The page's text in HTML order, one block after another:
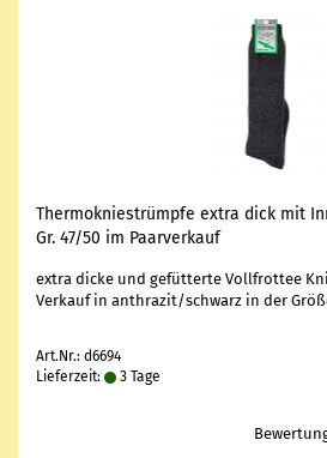
Ther­mo­knie­strümp­fe extra dick mit
Gr. 47/50 im Paar­ver­kauf
extra dicke und ge­füt­ter­te Voll­frot­tee
Ver­kauf in an­thra­zit/schwarz in der
Art.Nr.: d6694
Lieferzeit:
3 Tage